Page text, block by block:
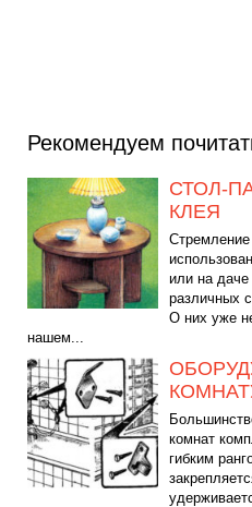
Рекомендуем
СТОЛ-
КЛЕЯ
или на
различных
О них уже
нашем...
комнат
гибким